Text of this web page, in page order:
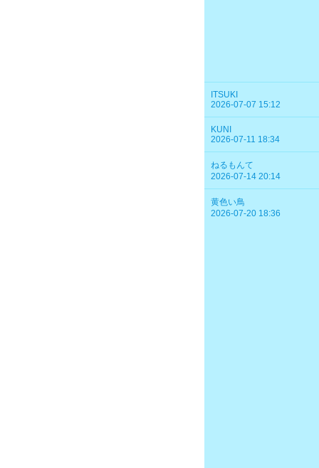
ITSUKI
2026-07-07 15:12
KUNI
2026-07-11 18:34
ねるもんて
2026-07-14 20:14
黄色い鳥
2026-07-20 18:36